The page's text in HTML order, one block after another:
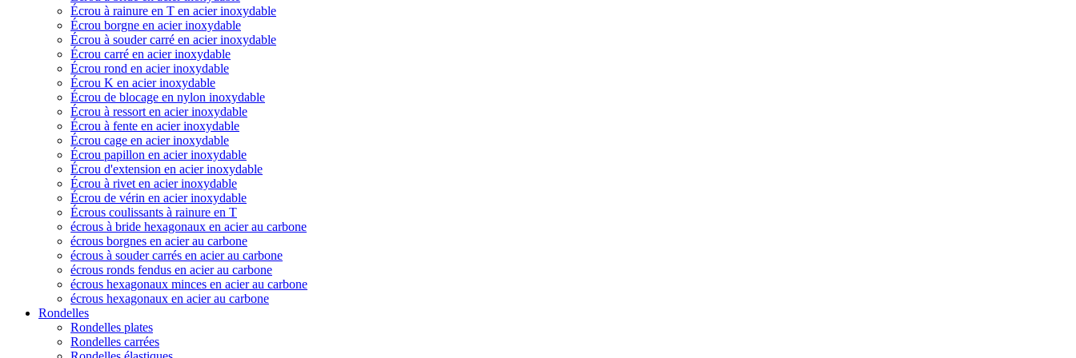
Écrou à rainure en T en acier inoxydable
Écrou borgne en acier inoxydable
Écrou à souder carré en acier inoxydable
Écrou carré en acier inoxydable
Écrou rond en acier inoxydable
Écrou K en acier inoxydable
Écrou de blocage en nylon inoxydable
Écrou à ressort en acier inoxydable
Écrou à fente en acier inoxydable
Écrou cage en acier inoxydable
Écrou papillon en acier inoxydable
Écrou d'extension en acier inoxydable
Écrou à rivet en acier inoxydable
Écrou de vérin en acier inoxydable
Écrous coulissants à rainure en T
écrous à bride hexagonaux en acier au carbone
écrous borgnes en acier au carbone
écrous à souder carrés en acier au carbone
écrous ronds fendus en acier au carbone
écrous hexagonaux minces en acier au carbone
écrous hexagonaux en acier au carbone
Rondelles
Rondelles plates
Rondelles carrées